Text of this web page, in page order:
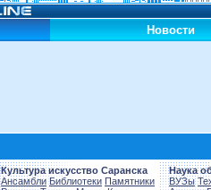
Новости
Культура искусство Саранска
Ансамбли Библиотеки Памятники
Наука
ВУЗы